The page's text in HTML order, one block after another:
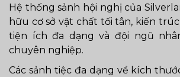
Hệ thống sảnh hội nghị của
hữu cơ sở vật chất tối tân, kiến
tiện ích đa dạng và đội ngũ
chuyên nghiệp.
Các sảnh tiệc đa dạng về kích